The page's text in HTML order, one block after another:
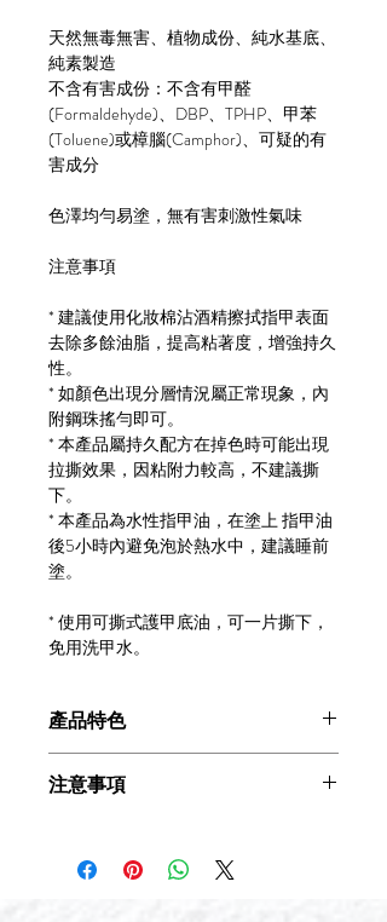
天然無毒無害、植物成份、純水基底、
純素製造
不含有害成份：不含有甲醛
(Formaldehyde)、DBP、TPHP、甲苯
(Toluene)或樟腦(Camphor)、可疑的有
害成分
色澤均勻易塗，無有害刺激性氣味
注意事項
* 建議使用化妝棉沾酒精擦拭指甲表面
去除多餘油脂，提高粘著度，增強持久
性。
* 如顏色出現分層情況屬正常現象，內
附鋼珠搖勻即可。
* 本產品屬持久配方在掉色時可能出現
拉撕效果，因粘附力較高，不建議撕
下。
* 本產品為水性指甲油，在塗上 指甲油
後5小時內避免泡於熱水中，建議睡前
塗。
* 使用可撕式護甲底油，可一片撕下，
免用洗甲水。
產品特色
孕婦、小朋友皆可安心使用
100% 零殘忍 (Cruelty-free 100%)
注意事項
，提高粘著度，增強持久
性。